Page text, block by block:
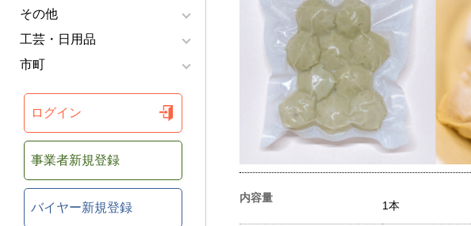
その他
工芸・日用品
市町
ログイン
事業者新規登録
バイヤー新規登録
内容量
1本